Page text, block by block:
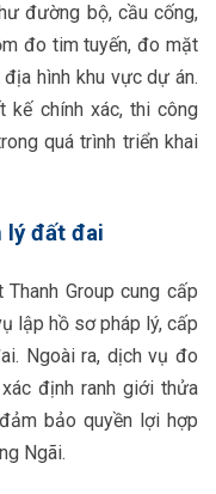
đường bộ, cầu cống,
đo tim tuyến, đo mặt
hình khu vực dự án.
kế chính xác, thi công
quá trình triển khai
lý đất đai
Group cung cấp
lập hồ sơ pháp lý, cấp
Ngoài ra, dịch vụ đo
định ranh giới thửa
bảo quyền lợi hợp
Ngãi.